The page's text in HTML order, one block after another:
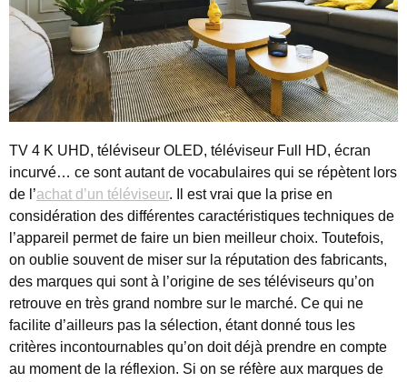
TV 4 K UHD, téléviseur OLED, téléviseur Full HD, écran
incurvé… ce sont autant de vocabulaires qui se répètent lors
de l’achat d’un téléviseur. Il est vrai que la prise en
considération des différentes caractéristiques techniques de
l’appareil permet de faire un bien meilleur choix. Toutefois,
on oublie souvent de miser sur la réputation des fabricants,
des marques qui sont à l’origine de ses téléviseurs qu’on
retrouve en très grand nombre sur le marché. Ce qui ne
facilite d’ailleurs pas la sélection, étant donné tous les
critères incontournables qu’on doit déjà prendre en compte
au moment de la réflexion. Si on se réfère aux marques de